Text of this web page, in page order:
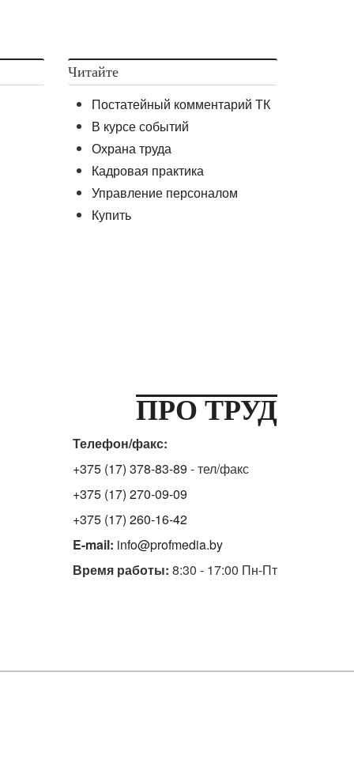
Читайте
Постатейный комментарий ТК
В курсе событий
Охрана труда
Кадровая практика
Управление персоналом
Купить
ПРО ТРУД
Телефон/факс:
+375 (17) 378-83-89 - тел/факс
+375 (17) 270-09-09
+375 (17) 260-16-42
E-mail: info@profmedia.by
Время работы: 8:30 - 17:00 Пн-Пт